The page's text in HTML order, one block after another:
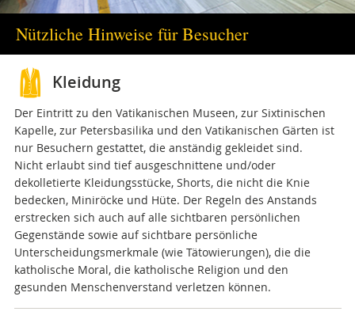
Nützliche Hinweise für Besucher
Kleidung
Der Eintritt zu den Vatikanischen Museen, zur Sixtinischen
Kapelle, zur Petersbasilika und den Vatikanischen Gärten ist
nur Besuchern gestattet, die anständig gekleidet sind.
Nicht erlaubt sind tief ausgeschnittene und/oder
dekolletierte Kleidungsstücke, Shorts, die nicht die Knie
bedecken, Miniröcke und Hüte. Der Regeln des Anstands
erstrecken sich auch auf alle sichtbaren persönlichen
Gegenstände sowie auf sichtbare persönliche
Unterscheidungsmerkmale (wie Tätowierungen), die die
katholische Moral, die katholische Religion und den
gesunden Menschenverstand verletzen können.